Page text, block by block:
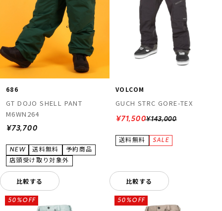
686
GT DOJO SHELL PANT
M6WN264
¥73,700
比較する
VOLCOM
GUCH STRC GORE-TEX
¥143,000
¥71,500
比較する
50%OFF 50%OFF